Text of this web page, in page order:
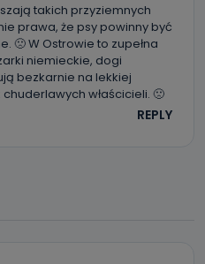
z inspektorem
62 735-51-05 lub
takich przyziemnych
prawa, że psy powinny być
🙁 W Ostrowie to zupełna
niemieckie, dogi
bezkarnie na lekkiej
właścicieli. 🙁
REPLY